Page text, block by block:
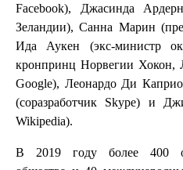
Facebook), Джасинда
Зеландии), Санна Марин
Ида Аукен (экс-министр
кронпринц Норвегии Хокон,
Google), Леонардо Ди
(соразработчик Skype) и
Wikipedia).
В 2019 году более 400